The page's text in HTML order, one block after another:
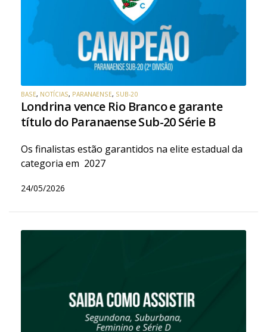
BASE, NOTÍCIAS, PARANAENSE, SUB-20
Londrina vence Rio Branco e garante
título do Paranaense Sub-20 Série B
Os finalistas estão garantidos na elite estadual da
categoria em 2027
24/05/2026